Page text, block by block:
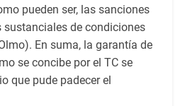
pueden ser, las sanciones
de condiciones
En suma, la garantía de
se concibe por el TC se
que pude padecer el